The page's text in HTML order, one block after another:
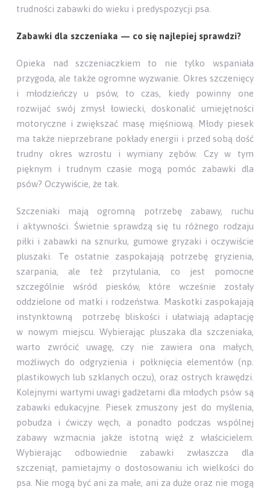
trudności zabawki do wieku i predyspozycji psa.
Zabawki dla szczeniaka — co się najlepiej sprawdzi?
Opieka nad szczeniaczkiem to nie tylko wspaniała
przygoda, ale także ogromne wyzwanie. Okres szczenięcy
i młodzieńczy u psów, to czas, kiedy powinny one
rozwijać swój zmysł łowiecki, doskonalić umiejętności
motoryczne i zwiększać masę mięśniową. Młody piesek
ma także nieprzebrane pokłady energii i przed sobą dość
trudny okres wzrostu i wymiany zębów. Czy w tym
pięknym i trudnym czasie mogą pomóc zabawki dla
psów? Oczywiście, że tak.
Szczeniaki mają ogromną potrzebę zabawy, ruchu
i aktywności. Świetnie sprawdzą się tu różnego rodzaju
piłki i zabawki na sznurku, gumowe gryzaki i oczywiście
pluszaki. Te ostatnie zaspokajają potrzebę gryzienia,
szarpania, ale też przytulania, co jest pomocne
szczególnie wśród piesków, które wcześnie zostały
oddzielone od matki i rodzeństwa. Maskotki zaspokajają
instynktowną potrzebę bliskości i ułatwiają adaptację
w nowym miejscu. Wybierając pluszaka dla szczeniaka,
warto zwrócić uwagę, czy nie zawiera ona małych,
możliwych do odgryzienia i połknięcia elementów (np.
plastikowych lub szklanych oczu), oraz ostrych krawędzi.
Kolejnymi wartymi uwagi gadżetami dla młodych psów są
zabawki edukacyjne. Piesek zmuszony jest do myślenia,
pobudza i ćwiczy węch, a ponadto podczas wspólnej
zabawy wzmacnia jakże istotną więź z właścicielem.
Wybierając odbowiednie zabawki zwłaszcza dla
szczeniąt, pamietajmy o dostosowaniu ich wielkości do
psa. Nie mogą być ani za małe, ani za duże oraz nie mogą